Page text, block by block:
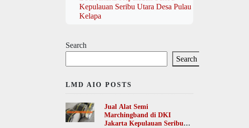
Kepulauan Seribu Utara Desa Pulau
Kelapa
Search
Search
LMD AIO POSTS
Jual Alat Semi
Marchingband di DKI
Jakarta Kepulauan Seribu